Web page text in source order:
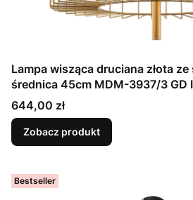
Lampa wisząca druciana złota
średnica 45cm MDM-3937/3 GD
Cena
644,00 zł
Zobacz produkt
Bestseller